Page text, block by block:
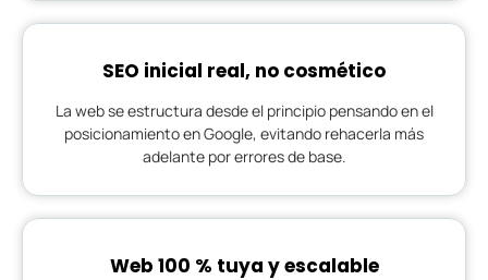
SEO inicial real, no cosmético
La web se estructura desde el principio pensando en el
posicionamiento en Google, evitando rehacerla más
adelante por errores de base.
Web 100 % tuya y escalable